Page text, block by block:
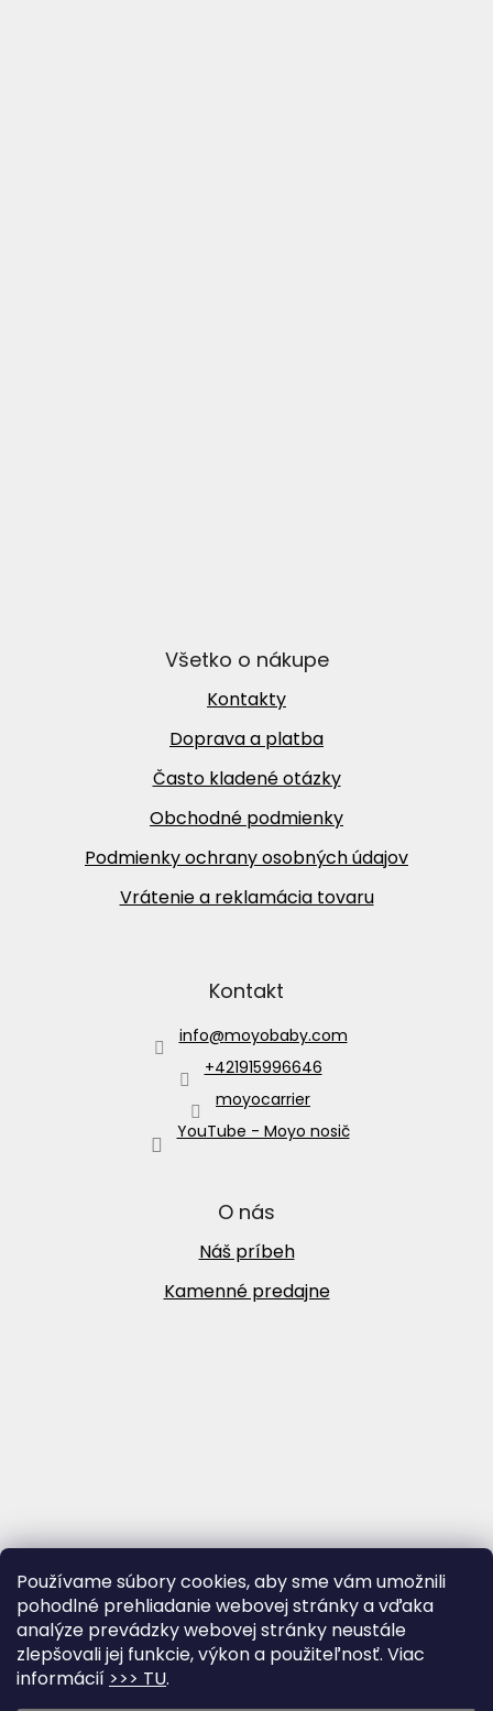
Používame súbory cookies, aby sme vám umožnili
pohodlné prehliadanie webovej stránky a vďaka
analýze prevádzky webovej stránky neustále
zlepšovali jej funkcie, výkon a použiteľnosť. Viac
informácií >>> TU.
Všetko o nákupe
Kontakty
Doprava a platba
Často kladené otázky
Obchodné podmienky
Podmienky ochrany osobných údajov
Vrátenie a reklamácia tovaru
Kontakt
info@moyobaby.com
+421915996646
moyocarrier
YouTube - Moyo nosič
O nás
Náš príbeh
Kamenné predajne